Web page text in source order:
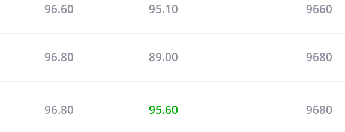
96.60 95.10 9660
96.80 89.00 9680
96.80 95.60 9680